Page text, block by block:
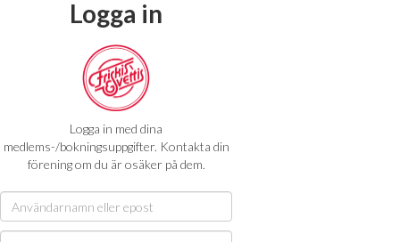
Logga in
Logga in med dina
medlems-/bokningsuppgifter. Kontakta din
förening om du är osäker på dem.